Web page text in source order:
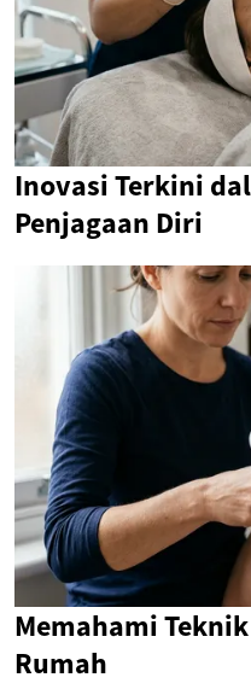
Inovasi Terkini
Penjagaan Diri
Memahami
Rumah